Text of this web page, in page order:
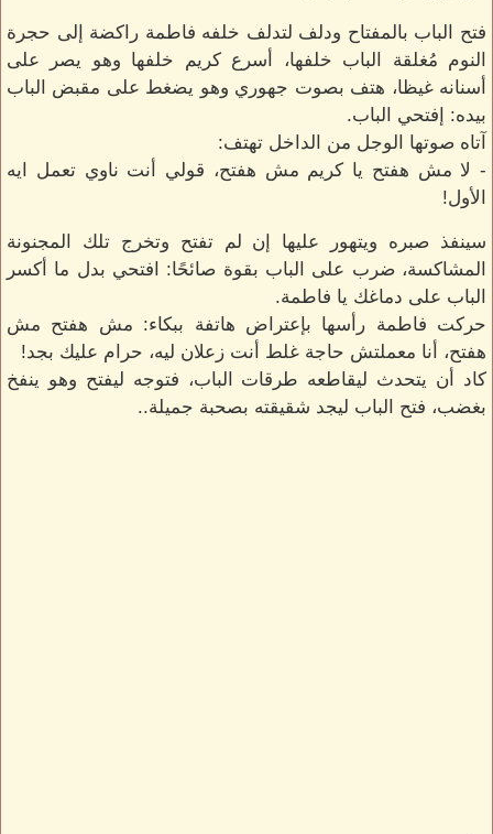
فتح الباب بالمفتاح ودلف لتدلف خلفه فاطمة راكضة إلى حجرة
النوم مُغلقة الباب خلفها، أسرع كريم خلفها وهو يصر على
أسنانه غيظا، هتف بصوت جهوري وهو يضغط على مقبض الباب
بيده: إفتحي الباب.
آتاه صوتها الوجل من الداخل تهتف:
- لا مش هفتح يا كريم مش هفتح، قولي أنت ناوي تعمل ايه
الأول!
سينفذ صبره ويتهور عليها إن لم تفتح وتخرج تلك المجنونة
المشاكسة، ضرب على الباب بقوة صائحًا: افتحي بدل ما أكسر
الباب على دماغك يا فاطمة.
حركت فاطمة رأسها بإعتراض هاتفة ببكاء: مش هفتح مش
هفتح، أنا معملتش حاجة غلط أنت زعلان ليه، حرام عليك بجد!
كاد أن يتحدث ليقاطعه طرقات الباب، فتوجه ليفتح وهو ينفخ
بغضب، فتح الباب ليجد شقيقته بصحبة جميلة..